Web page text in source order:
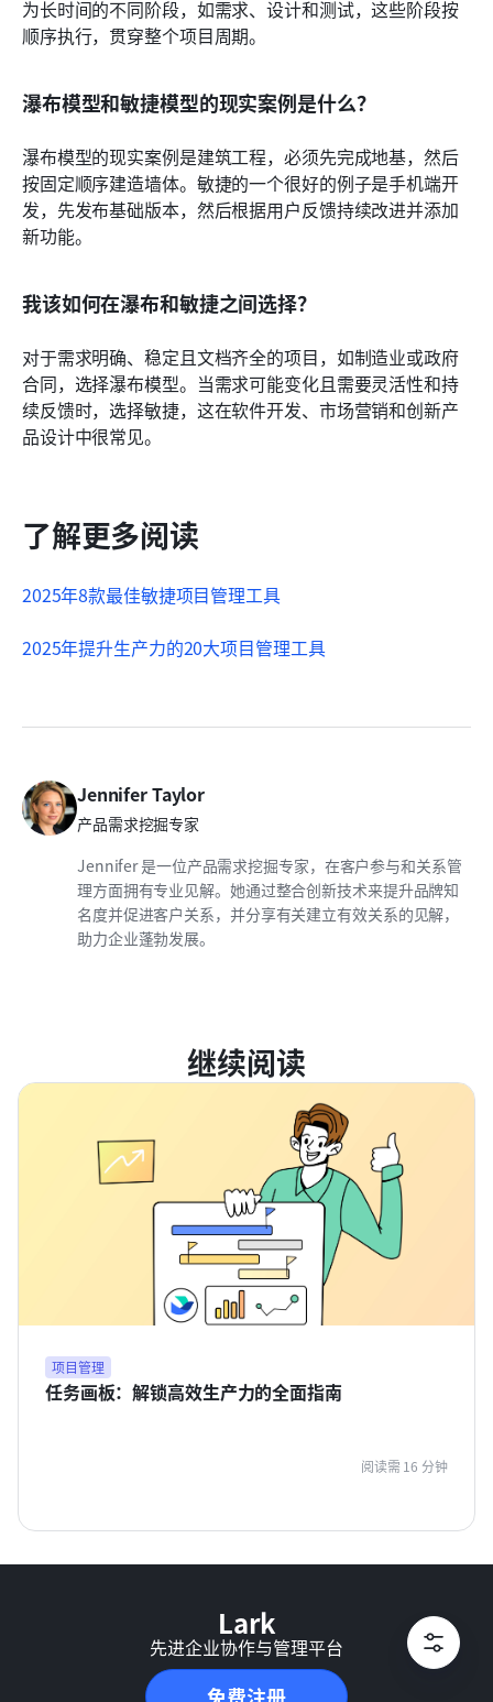
为长时间的不同阶段，如需求、设计和测试，这些阶段按
顺序执行，贯穿整个项目周期。
瀑布模型和敏捷模型的现实案例是什么？
瀑布模型的现实案例是建筑工程，必须先完成地基，然后
按固定顺序建造墙体。敏捷的一个很好的例子是手机端开
发，先发布基础版本，然后根据用户反馈持续改进并添加
新功能。
我该如何在瀑布和敏捷之间选择？
对于需求明确、稳定且文档齐全的项目，如制造业或政府
合同，选择瀑布模型。当需求可能变化且需要灵活性和持
续反馈时，选择敏捷，这在软件开发、市场营销和创新产
品设计中很常见。
了解更多阅读
2025年8款最佳敏捷项目管理工具
2025年提升生产力的20大项目管理工具
Jennifer Taylor
产品需求挖掘专家
Jennifer 是一位产品需求挖掘专家，在客户参与和关系管
理方面拥有专业见解。她通过整合创新技术来提升品牌知
名度并促进客户关系，并分享有关建立有效关系的见解，
助力企业蓬勃发展。
继续阅读
项目管理
任务画板：解锁高效生产力的全面指南
阅读需 16 分钟
Lark
先进企业协作与管理平台